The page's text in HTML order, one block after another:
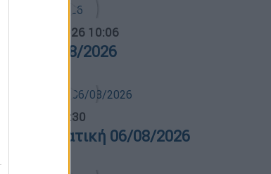
06.08.2026 10:06
06/08/2026
14:30
νοηματική 06/08/2026